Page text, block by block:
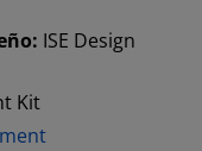
ISE Design
Kit